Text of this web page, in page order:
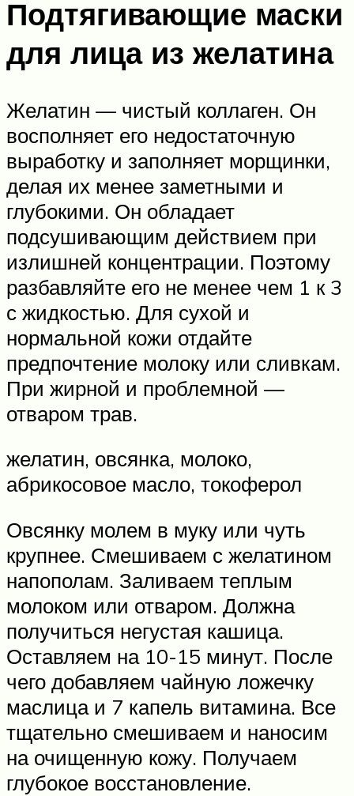
Подтягивающие маски
для лица из желатина
Желатин — чистый коллаген. Он
восполняет его недостаточную
выработку и заполняет морщинки,
делая их менее заметными и
глубокими. Он обладает
подсушивающим действием при
излишней концентрации. Поэтому
разбавляйте его не менее чем 1 к 3
с жидкостью. Для сухой и
нормальной кожи отдайте
предпочтение молоку или сливкам.
При жирной и проблемной —
отваром трав.
желатин, овсянка, молоко,
абрикосовое масло, токоферол
Овсянку молем в муку или чуть
крупнее. Смешиваем с желатином
напополам. Заливаем теплым
молоком или отваром. Должна
получиться негустая кашица.
Оставляем на 10-15 минут. После
чего добавляем чайную ложечку
маслица и 7 капель витамина. Все
тщательно смешиваем и наносим
на очищенную кожу. Получаем
глубокое восстановление.